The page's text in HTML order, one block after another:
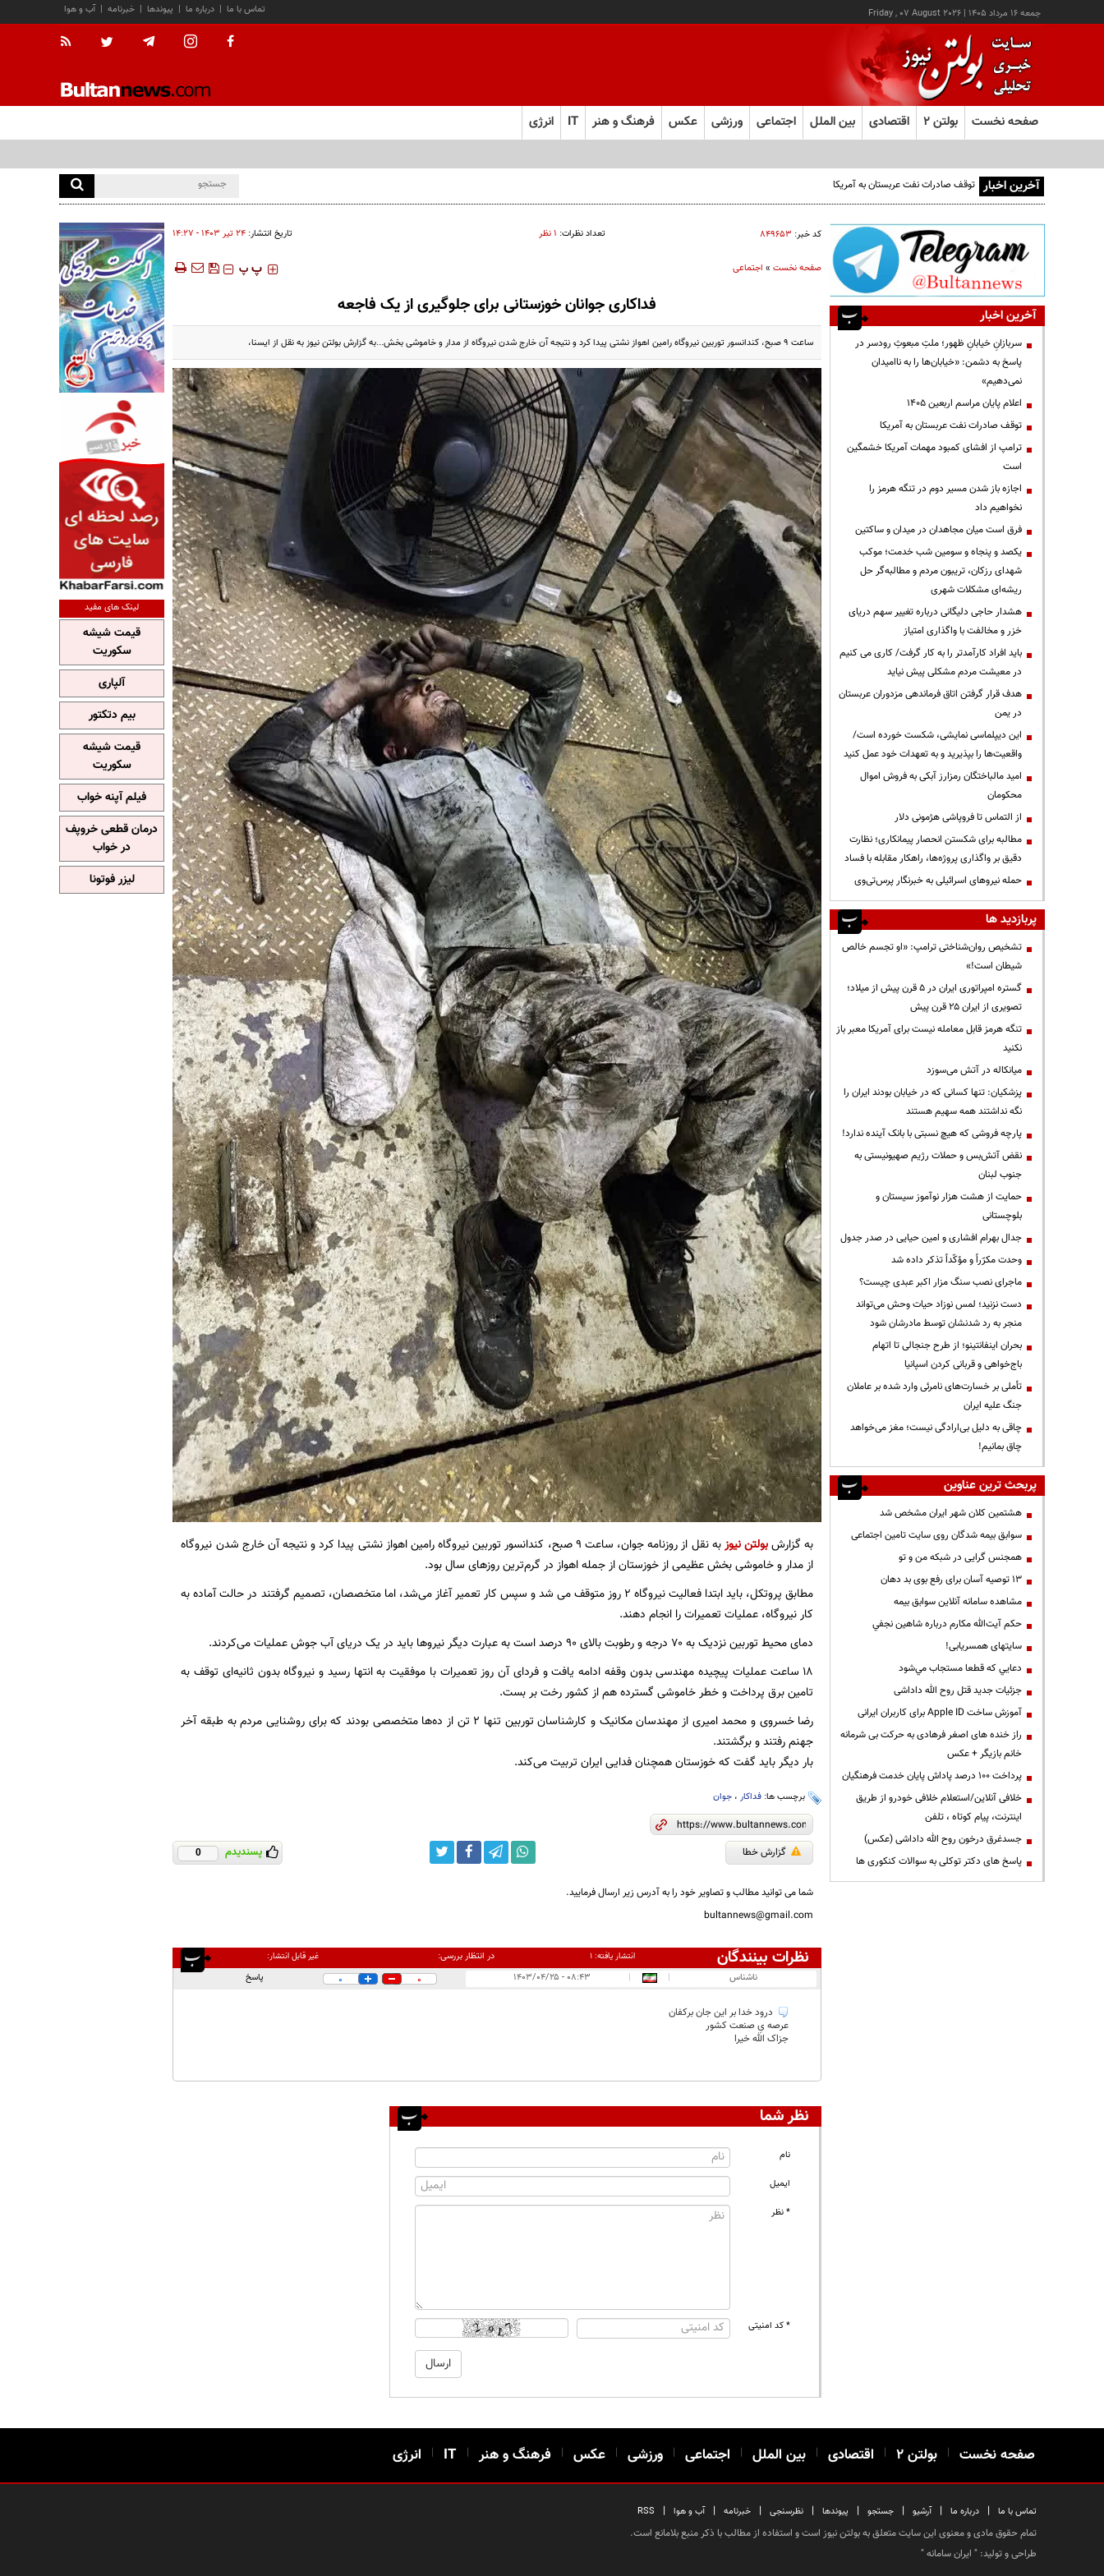
جمعه ۱۶ مرداد ۱۴۰۵ |
Friday , 07 August 2026 آب و هوا | خبرنامه | پیوندها | درباره ما | تماس با ما
صفحه نخست بولتن ۲ اقتصادی بین الملل اجتماعی ورزشی عکس فرهنگ و هنر IT انرژی
آخرین اخبار توقف صادرات نفت عربستان به آمریکا
کد خبر: ۸۴۹۶۵۳ تعداد نظرات: ۱ نظر تاریخ انتشار: ۲۴ تير ۱۴۰۳ - ۱۴:۲۷
صفحه نخست» اجتماعی ‍‍‍ پ پ
فداکاری جوانان خوزستانی برای جلوگیری از یک فاجعه
ساعت ۹ صبح، کندانسور توربین نیروگاه رامین اهواز نشتی پیدا کرد و نتیجه آن خارج شدن نیروگاه از مدار و خاموشی بخش...به گزارش بولتن نیوز به نقل از ایسنا،
به گزارشبولتن نیوز
به نقل از روزنامه جوان، ساعت ۹ صبح، کندانسور توربین ‎نیروگاه رامین اهواز نشتی پیدا کرد و نتیجه آن خارج شدن نیروگاه
از مدار و خاموشی بخش عظیمی از خوزستان از جمله اهواز در گرم‌ترین روزهای سال بود.
مطابق پروتکل، باید ابتدا فعالیت نیروگاه ۲ روز متوقف می شد و سپس کار تعمیر آغاز می‌شد، اما متخصصان، تصمیم گرفتند در حالت آماده به
کار نیروگاه، عملیات تعمیرات را انجام دهند.
دمای محیط توربین نزدیک به ۷۰ درجه و رطوبت بالای ۹۰ درصد است به عبارت دیگر نیروها باید در یک دریای آب جوش عملیات می‌کردند.
۱۸ ساعت عملیات پیچیده مهندسی بدون وقفه ادامه یافت و فردای آن روز تعمیرات با موفقیت به انتها رسید و نیروگاه بدون ثانیه‌ای توقف به
تامین برق پرداخت و خطر خاموشی گسترده هم از کشور رخت بر بست.
رضا خسروی و محمد امیری از مهندسان مکانیک و کارشناسان توربین تنها ۲ تن از ده‌ها متخصصی بودند که برای روشنایی مردم به طبقه آخر
جهنم رفتند و برگشتند.
بار دیگر باید گفت که خوزستان همچنان فدایی ایران تربیت می‌کند.
برچسب ها: فداکار، جوان
گزارش خطا پسندیدم 0
شما می توانید مطالب و تصاویر خود را به آدرس زیر ارسال فرمایید.
bultannews@gmail.com
نظرات بینندگان انتشار یافته:۱ در انتظار بررسی: غیر قابل انتشار:
ناشناس |
| ۰۸:۴۳ - ۱۴۰۳/۰۴/۲۵ 0
0 پاسخ
درود خدا بر این جان برکفان
عرصه یِ صنعت کشور
جزاک الله خیرا
نظر شما
نام
ایمیل
* نظر
* کد امنیتی
آخرین اخبار
سربازانِ خیابانِ ظهور؛ ملتِ مبعوثِ رودسر در
پاسخ به دشمن: «خیابان‌ها را به ناامیدان
نمی‌دهیم»
اعلام پایان مراسم اربعین ۱۴۰۵
توقف صادرات نفت عربستان به آمریکا
ترامپ از افشای کمبود مهمات آمریکا خشمگین
است
اجازه باز شدن مسیر دوم در تنگه هرمز را
نخواهیم داد
فرق است میان مجاهدان در میدان و ساکتین
یکصد و پنجاه و سومین شب خدمت؛ موکب
شهدای رزکان، تریبون مردم و مطالبه‌گر حل
ریشه‌ای مشکلات شهری
هشدار حاجی دلیگانی درباره تغییر سهم دریای
خزر و مخالفت با واگذاری امتیاز
باید افراد کارآمدتر را به کار گرفت/ کاری می کنیم
در معیشت مردم مشکلی پیش نیاید
هدف قرار گرفتن اتاق‌ فرماندهی مزدوران عربستان
در یمن
این دیپلماسی نمایشی، شکست خورده است/
واقعیت‌ها را بپذیرید و به تعهدات خود عمل کنید
امید مالباختگان رمزارز آبکی به فروش اموال
محکومان
از التماس تا فروپاشی هژمونی دلار
مطالبه برای شکستن انحصار پیمانکاری؛ نظارت
دقیق بر واگذاری پروژه‌ها، راهکار مقابله با فساد
حمله نیروهای اسرائیلی به خبرنگار پرس‌تی‌وی
پربازدید ها
تشخیص روان‌شناختی ترامپ: «او تجسم خالص
شیطان است!»
گستره امپراتوری ایران در ۵ قرن پیش از میلاد؛
تصویری از ایران ۲۵ قرن پیش
تنگه هرمز قابل معامله نیست برای آمریکا معبر باز
نکنید
میانکاله در آتش می‌سوزد
پزشکیان: تنها کسانی که در خیابان بودند ایران را
نگه نداشتند همه سهیم هستند
پارچه فروشی که هیچ نسبتی با بانک آینده ندارد!
نقض آتش‌بس و حملات رژیم صهیونیستی به
جنوب لبنان
حمایت از هشت هزار نوآموز سیستان و
بلوچستانی
جدال بهرام افشاری و امین حیایی در صدر جدول
وحدت مکرّراً و مؤکّداً تذکر داده شد
ماجرای نصب سنگ مزار اکبر عبدی چیست؟
دست نزنید؛ لمس نوزاد حیات وحش می‌تواند
منجر به رد شدنشان توسط مادرشان شود
بحران اینفانتینو؛ از طرح جنجالی تا اتهام
باج‌خواهی و قربانی کردن اسپانیا
تأملی بر خسارت‌های نامرئی وارد شده بر عاملان
جنگ علیه ایران
چاقی به دلیل بی‌ارادگی نیست؛ مغز می‌خواهد
چاق بمانیم!
پربحث ترین عناوین
هشتمین کلان شهر ایران مشخص شد
سوابق بیمه شدگان روی سایت تامین اجتماعی
همجنس گرایی در شبکه من و تو
13 توصیه آسان برای رفع بوی بد دهان
مشاهده سامانه آنلاين سوابق بیمه
حكم آيت‌الله مكارم درباره شاهين نجفي
سایتهای همسریابی!
دعايي كه قطعا مستجاب مي‌شود
جزئیات جدید قتل روح الله داداشی
آموزش ساخت Apple ID برای کاربران ایرانی
راز خنده های اصغر فرهادی به حرکت بی شرمانه
خانم بازیگر + عکس
پرداخت ۱۰۰ درصد پاداش پایان خدمت فرهنگیان
خلافی آنلاین/استعلام خلافی خودرو از طریق
اینترنت، پیام کوتاه ، تلفن
جسدغرق درخون روح الله داداشی (عکس)
پاسخ های دکتر توکلی به سوالات کنکوری ها
لینک های مفید
قیمت شیشه
سکوریت
آلپاری
بیم دتکتور
قیمت شیشه
سکوریت
فیلم آپنه خواب
درمان قطعی خروپف
در خواب
لیزر فوتونا
صفحه نخست | بولتن ۲ | اقتصادی | بین الملل | اجتماعی | ورزشی | عکس | فرهنگ و هنر |
IT
| انرژی
تماس با ما | درباره ما | آرشیو | جستجو | پیوندها | نظرسنجی | خبرنامه | آب و هوا |
RSS
تمام حقوق مادی و معنوی این سایت متعلق به بولتن نیوز است و استفاده از مطالب با ذکر منبع بلامانع است.
طراحی و تولید: " ایران سامانه"